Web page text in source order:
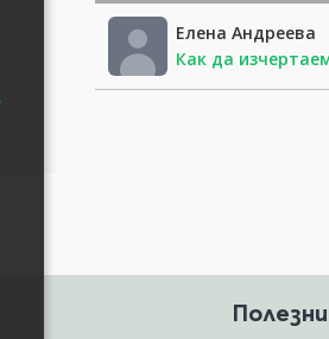
Елена Андреева
Как да